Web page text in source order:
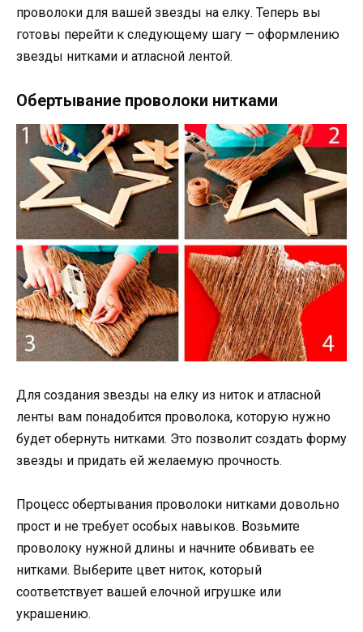
проволоки для вашей звезды на елку. Теперь вы
готовы перейти к следующему шагу — оформлению
звезды нитками и атласной лентой.
Обертывание проволоки нитками
Для создания звезды на елку из ниток и атласной
ленты вам понадобится проволока, которую нужно
будет обернуть нитками. Это позволит создать форму
звезды и придать ей желаемую прочность.
Процесс обертывания проволоки нитками довольно
прост и не требует особых навыков. Возьмите
проволоку нужной длины и начните обвивать ее
нитками. Выберите цвет ниток, который
соответствует вашей елочной игрушке или
украшению.